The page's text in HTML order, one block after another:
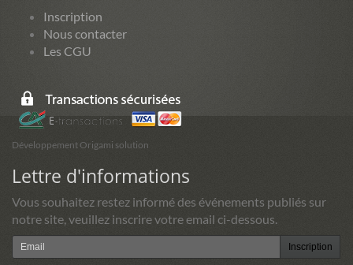
Inscription
Nous contacter
Les CGU
Développement Origami solution
Lettre d'informations
Vous souhaitez restez informé des événements publiés sur
notre site, veuillez inscrire votre email ci-dessous.
Inscription